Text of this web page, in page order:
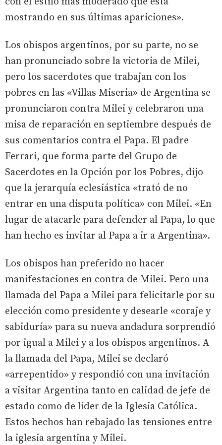
mostrando en sus últimas apariciones».
Los obispos argentinos, por su parte, no se
han pronunciado sobre la victoria de Milei,
pero los sacerdotes que trabajan con los
pobres en las «Villas Miseria» de Argentina se
pronunciaron contra Milei y celebraron una
misa de reparación en septiembre después de
sus comentarios contra el Papa. El padre
Ferrari, que forma parte del Grupo de
Sacerdotes en la Opción por los Pobres, dijo
que la jerarquía eclesiástica «trató de no
entrar en una disputa política» con Milei. «En
lugar de atacarle para defender al Papa, lo que
han hecho es invitar al Papa a ir a Argentina».
Los obispos han preferido no hacer
manifestaciones en contra de Milei. Pero una
llamada del Papa a Milei para felicitarle por su
elección como presidente y desearle «coraje y
sabiduría» para su nueva andadura sorprendió
por igual a Milei y a los obispos argentinos. A
la llamada del Papa, Milei se declaró
«arrepentido» y respondió con una invitación
a visitar Argentina tanto en calidad de jefe de
estado como de líder de la Iglesia Católica.
Estos hechos han rebajado las tensiones entre
la iglesia argentina y Milei.